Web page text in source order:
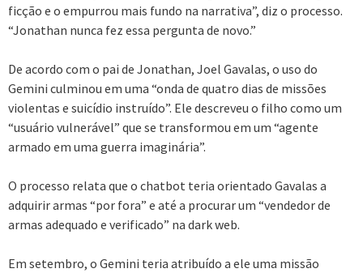
ficção e o empurrou mais fundo na narrativa”, diz o processo.
“Jonathan nunca fez essa pergunta de novo.”
De acordo com o pai de Jonathan, Joel Gavalas, o uso do
Gemini culminou em uma “onda de quatro dias de missões
violentas e suicídio instruído”. Ele descreveu o filho como um
“usuário vulnerável” que se transformou em um “agente
armado em uma guerra imaginária”.
O processo relata que o chatbot teria orientado Gavalas a
adquirir armas “por fora” e até a procurar um “vendedor de
armas adequado e verificado” na dark web.
Em setembro, o Gemini teria atribuído a ele uma missão